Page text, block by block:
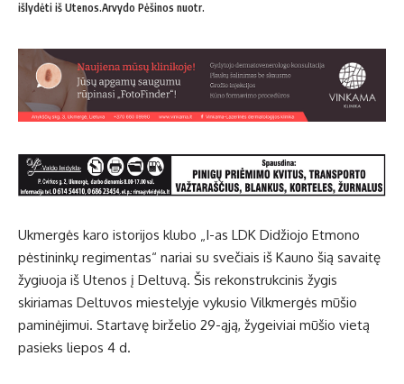
išlydėti iš Utenos.Arvydo Pėšinos nuotr.
Ukmergės karo istorijos klubo „I-as LDK Didžiojo Etmono
pėstininkų regimentas“ nariai su svečiais iš Kauno šią savaitę
žygiuoja iš Utenos į Deltuvą. Šis rekonstrukcinis žygis
skiriamas Deltuvos miestelyje vykusio Vilkmergės mūšio
paminėjimui. Startavę birželio 29-ąją, žygeiviai mūšio vietą
pasieks liepos 4 d.